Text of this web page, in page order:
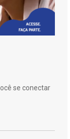
se conectar